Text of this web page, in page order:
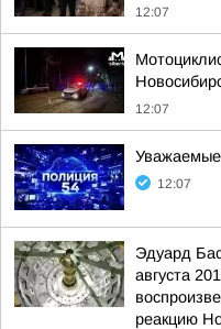
12:07
12:07
Уважаемые
12:07
Эдуард
августа
реакцию